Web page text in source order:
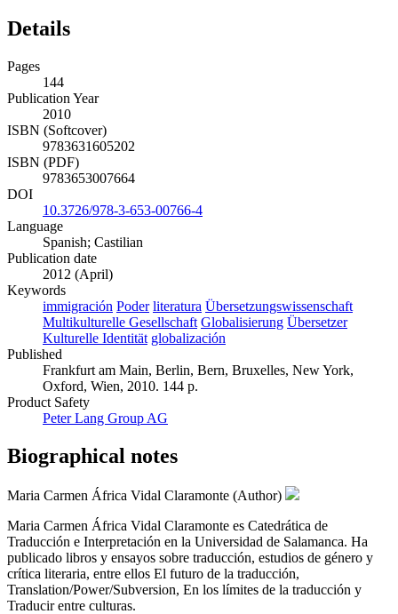
Details
Pages
144
Publication Year
2010
ISBN (Softcover)
9783631605202
ISBN (PDF)
9783653007664
DOI
10.3726/978-3-653-00766-4
Language
Spanish; Castilian
Publication date
2012 (April)
Keywords
immigración Poder literatura Übersetzungswissenschaft
Multikulturelle Gesellschaft Globalisierung Übersetzer
Kulturelle Identität globalización
Published
Frankfurt am Main, Berlin, Bern, Bruxelles, New York,
Oxford, Wien, 2010. 144 p.
Product Safety
Peter Lang Group AG
Biographical notes
Maria Carmen África Vidal Claramonte (Author)
Maria Carmen África Vidal Claramonte es Catedrática de
Traducción e Interpretación en la Universidad de Salamanca. Ha
publicado libros y ensayos sobre traducción, estudios de género y
crítica literaria, entre ellos El futuro de la traducción,
Translation/Power/Subversion, En los límites de la traducción y
Traducir entre culturas.